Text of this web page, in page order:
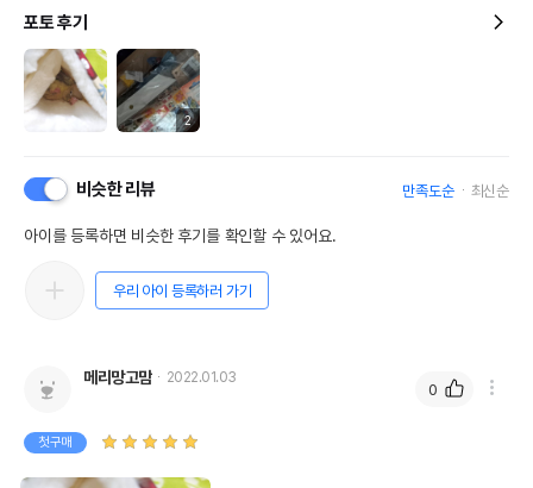
포토 후기
2
비슷한 리뷰 만족도순 최신순
아이를 등록하면 비슷한 후기를 확인할 수 있어요.
우리 아이 등록하러 가기
메리망고맘 2022.01.03
첫구매
0